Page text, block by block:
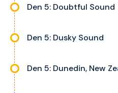
Den 5: Doubtful Sound
Den 5: Dusky Sound
Den 5: Dunedin, New